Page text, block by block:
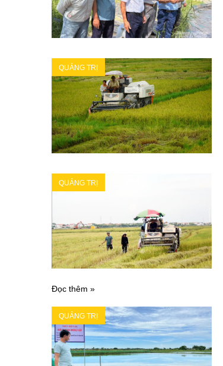
QUẢNG TRỊ
QUẢNG TRỊ
Đọc thêm »
QUẢNG TRỊ